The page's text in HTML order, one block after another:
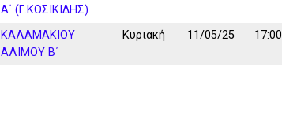
Α΄ (Γ.ΚΟΣΙΚΙΔΗΣ)
ΚΑΛΑΜAKIOY
ΑΛΙΜΟΥ Β΄
Κυριακή 11/05/25 17:00